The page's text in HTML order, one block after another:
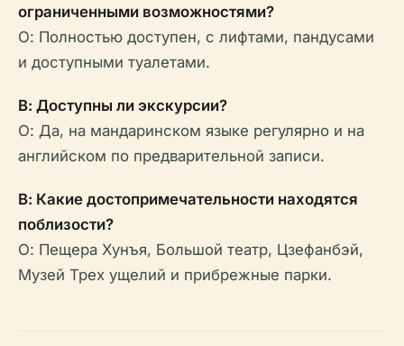
ограниченными возможностями?
О: Полностью доступен, с лифтами, пандусами
и доступными туалетами.
В: Доступны ли экскурсии?
О: Да, на мандаринском языке регулярно и на
английском по предварительной записи.
В: Какие достопримечательности находятся
поблизости?
О: Пещера Хунъя, Большой театр, Цзефанбэй,
Музей Трех ущелий и прибрежные парки.